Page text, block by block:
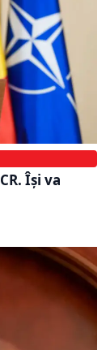
Își va